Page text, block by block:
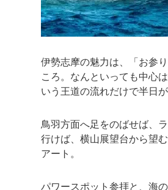
伊勢志摩の魅力は、「お参
ころ。なんといっても中心
いう王道の流れだけで半日
鳥羽方面へ足をのばせば、
行けば、横山展望台から望
アート。
パワースポット参拝と、海